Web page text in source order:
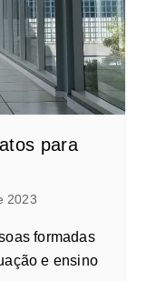
para
2023
formadas
e ensino